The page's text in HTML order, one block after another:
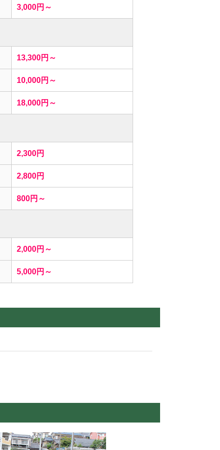
3,000円～
13,300円～
10,000円～
18,000円～
2,300円
2,800円
800円～
2,000円～
5,000円～